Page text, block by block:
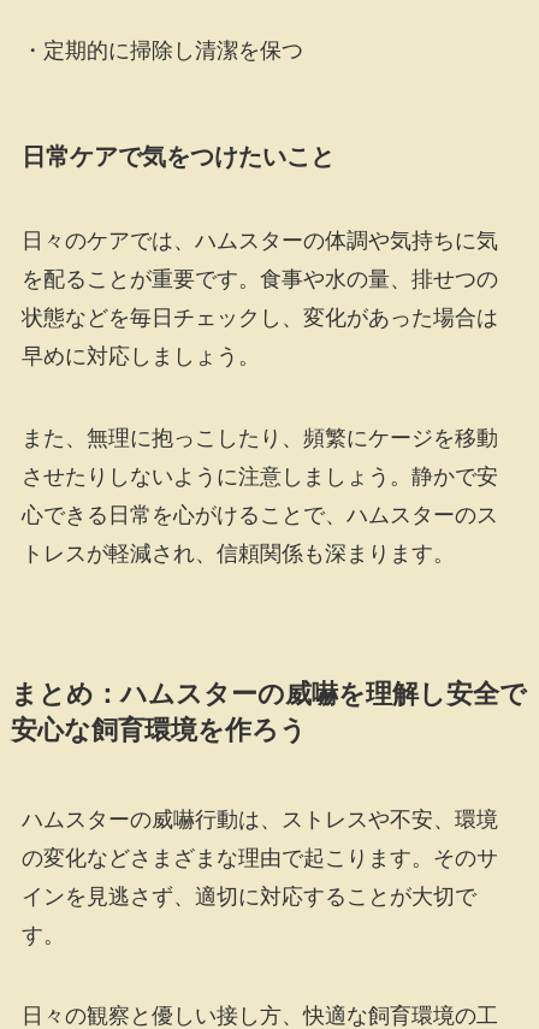
・定期的に掃除し清潔を保つ
日常ケアで気をつけたいこと
日々のケアでは、ハムスターの体調や気持ちに気
を配ることが重要です。食事や水の量、排せつの
状態などを毎日チェックし、変化があった場合は
早めに対応しましょう。
また、無理に抱っこしたり、頻繁にケージを移動
させたりしないように注意しましょう。静かで安
心できる日常を心がけることで、ハムスターのス
トレスが軽減され、信頼関係も深まります。
まとめ：ハムスターの威嚇を理解し安全で
安心な飼育環境を作ろう
ハムスターの威嚇行動は、ストレスや不安、環境
の変化などさまざまな理由で起こります。そのサ
インを見逃さず、適切に対応することが大切で
す。
日々の観察と優しい接し方、快適な飼育環境の工